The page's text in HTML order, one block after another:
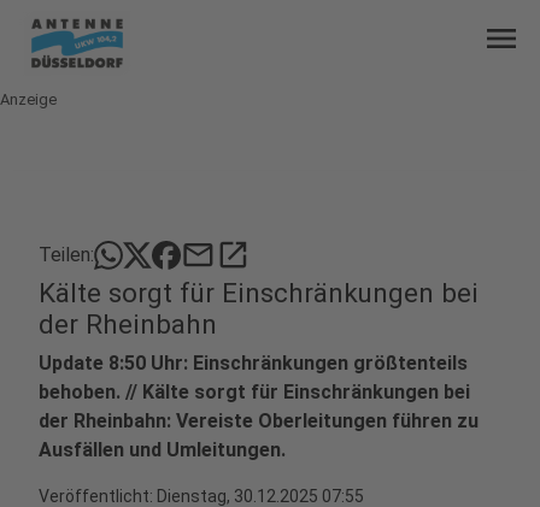
menu
Anzeige
Teilen: mailopen_in_new
Kälte sorgt für Einschränkungen bei
der Rheinbahn
Update 8:50 Uhr: Einschränkungen größtenteils
behoben. // Kälte sorgt für Einschränkungen bei
der Rheinbahn: Vereiste Oberleitungen führen zu
Ausfällen und Umleitungen.
Veröffentlicht: Dienstag, 30.12.2025 07:55